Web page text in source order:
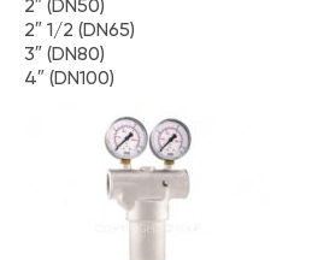
2″ (DN50)
2″ 1/2 (DN65)
3″ (DN80)
4″ (DN100)